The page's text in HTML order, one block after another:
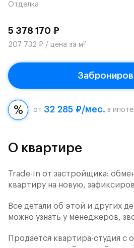
Отделка
5 378 170 ₽
207 732 ₽ / цена за м2
от 32 285 ₽/мес. в
О квартире
Trade-in от застройщика:
квартиру на новую,
Все детали об этой и других
можно узнать у менеджеров,
Продается квартира-студия с